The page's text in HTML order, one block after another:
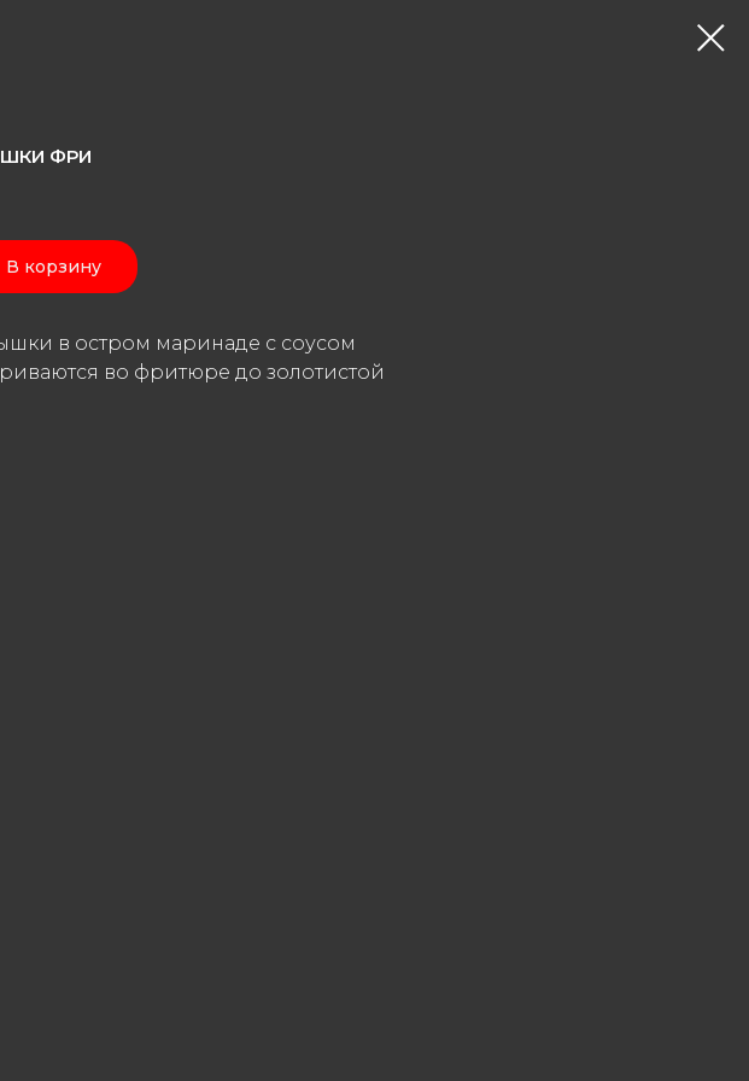
ФРИ
В корзину
в остром маринаде с соусом
во фритюре до золотистой